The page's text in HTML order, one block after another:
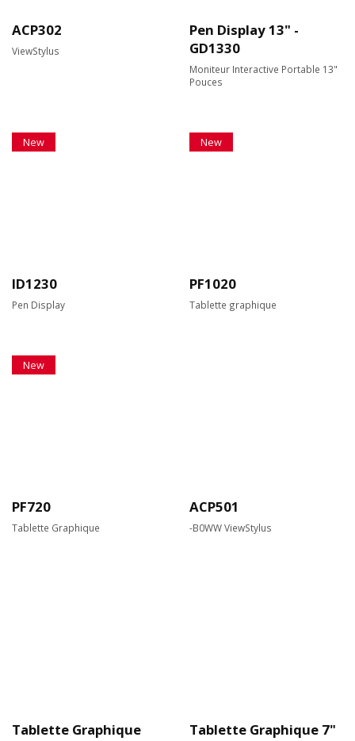
ACP302
ViewStylus
Pen Display 13" -
GD1330
Moniteur Interactive Portable 13"
Pouces
New
ID1230
Pen Display
New
PF1020
Tablette graphique
New
PF720
Tablette Graphique
ACP501
-B0WW ViewStylus
Tablette Graphique
Tablette Graphique 7"